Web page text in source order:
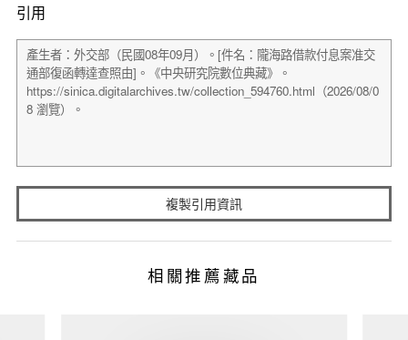
引用
複製引用資訊
相關推薦藏品